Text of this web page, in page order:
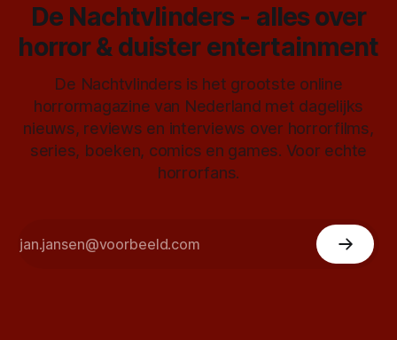
De Nachtvlinders - alles over
horror & duister entertainment
De Nachtvlinders is het grootste online
horrormagazine van Nederland met dagelijks
nieuws, reviews en interviews over horrorfilms,
series, boeken, comics en games. Voor echte
horrorfans.